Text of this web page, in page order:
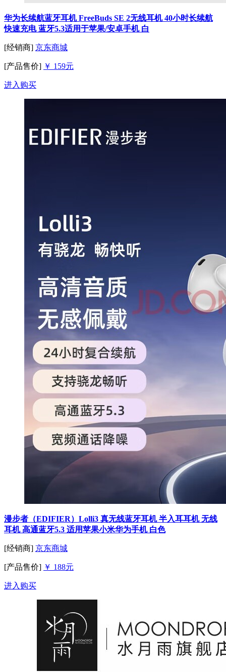
华为长续航蓝牙耳机 FreeBuds SE 2无线耳机 40小时长续航
快速充电 蓝牙5.3适用于苹果/安卓手机 白
[经销商] 京东商城
[产品售价] ￥ 159元
进入购买
漫步者（EDIFIER）Lolli3 真无线蓝牙耳机 半入耳耳机 无线
耳机 高通蓝牙5.3 适用苹果小米华为手机 白色
[经销商] 京东商城
[产品售价] ￥ 188元
进入购买